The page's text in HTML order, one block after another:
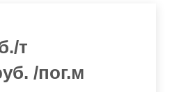
/т
/пог.м